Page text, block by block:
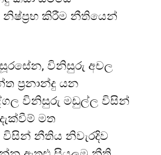
කිරීම නීතියෙන්
විනිසුරු අචල
ප්‍රනාන්දු යන
විනිසුරු මඩුල්ල විසින්
මත
නීතිය නිවැරදිව